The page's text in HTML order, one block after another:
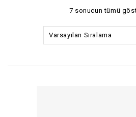
7 sonucun tümü
Varsayılan Sıralama